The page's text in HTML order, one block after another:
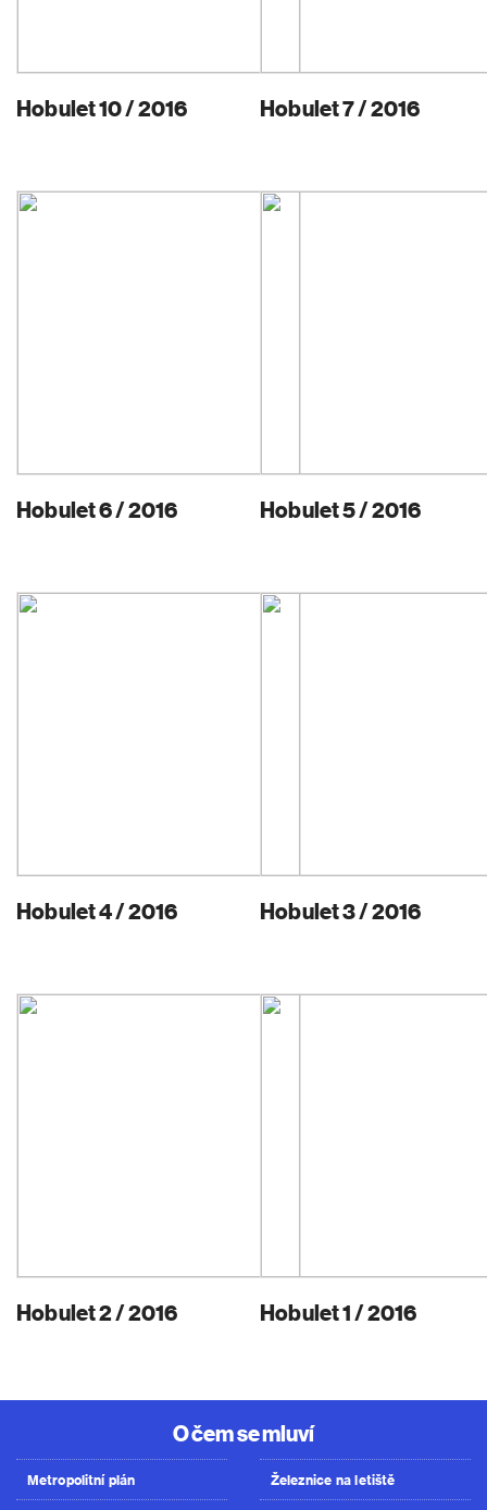
Hobulet 10 / 2016 Hobulet 7 / 2016
Hobulet 6 / 2016 Hobulet 5 / 2016
Hobulet 4 / 2016 Hobulet 3 / 2016
Hobulet 2 / 2016 Hobulet 1 / 2016
O čem se mluví
Metropolitní plán Železnice na letiště